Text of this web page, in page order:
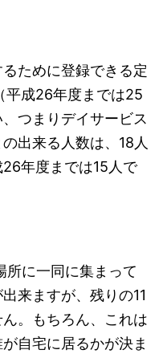
ために登録できる定
平成26年度までは25
つまりデイサービス
出来る人数は、18人
年度までは15人で
所に一同に集まって
来ますが、残りの11
。もちろん、これは
自宅に居るかが決ま